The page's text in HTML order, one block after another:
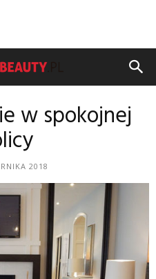
w spokojnej
2018